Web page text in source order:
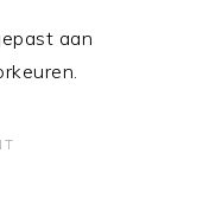
aan